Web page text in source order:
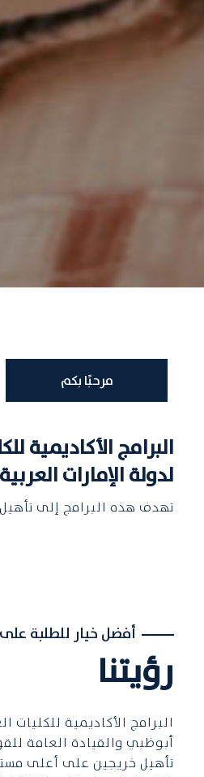
مرحبًا بكم
البرامج الأكاديمية
لدولة الإمارات
تهدف هذه البرامج إلى
أفضل خيار للطلبة
رؤيتنا
البرامج الأكاديمية
أبوظبي والقيادة العامة
تأهيل خريجين على أعلى